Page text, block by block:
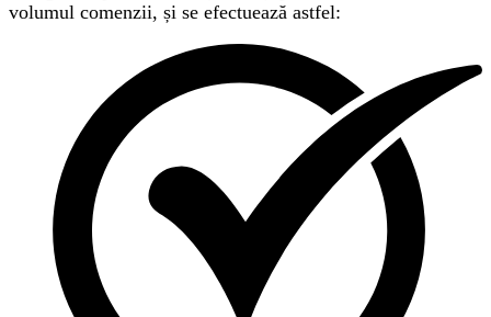
volumul comenzii, și se efectuează astfel: